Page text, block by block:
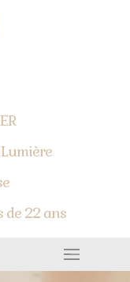
de 22 ans